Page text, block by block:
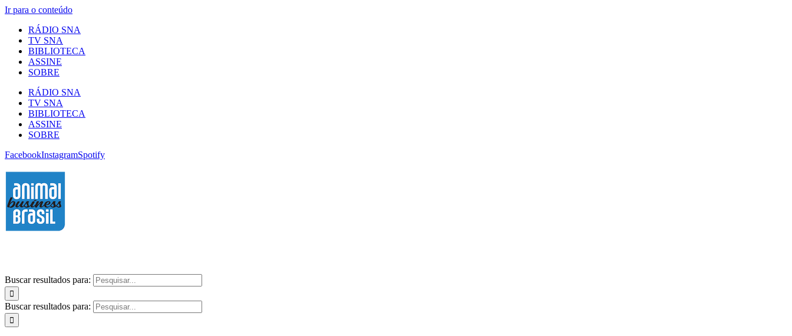
Ir para o conteúdo
RÁDIO SNA
TV SNA
BIBLIOTECA
ASSINE
SOBRE
RÁDIO SNA
TV SNA
BIBLIOTECA
ASSINE
SOBRE
FacebookInstagramSpotify
Buscar resultados para:
Buscar resultados para: